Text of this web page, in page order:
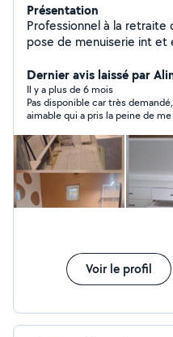
Présentation
Professionnel à la
pose de menuiserie int et
fabrication sur mesure de
bricolages de la maison.
Dernier avis laissé par
Il y a plus de 6 mois
Pas disponible car très
aimable qui a pris la peine de
Voir le profil